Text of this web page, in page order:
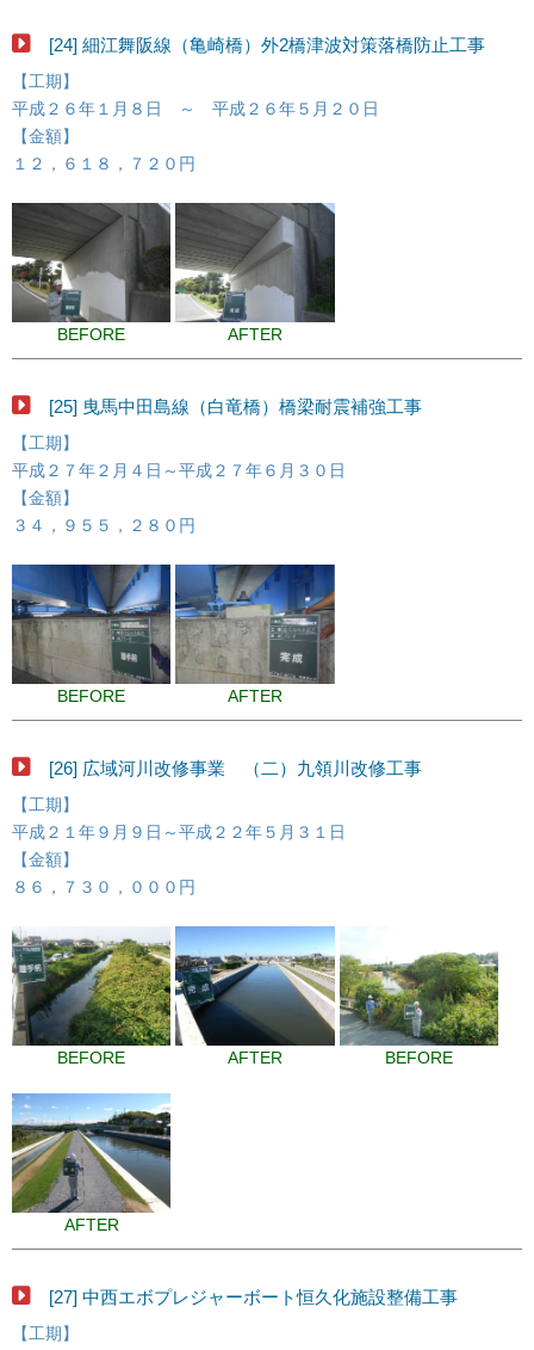
[24] 細江舞阪線（亀崎橋）外2橋津波対策落橋防止工事
【工期】
平成２６年１月８日 ～ 平成２６年５月２０日
【金額】
１２，６１８，７２０円
BEFORE AFTER
[25] 曳馬中田島線（白竜橋）橋梁耐震補強工事
【工期】
平成２７年２月４日～平成２７年６月３０日
【金額】
３４，９５５，２８０円
BEFORE AFTER
[26] 広域河川改修事業 （二）九領川改修工事
【工期】
平成２１年９月９日～平成２２年５月３１日
【金額】
８６，７３０，０００円
BEFORE AFTER BEFORE
AFTER
[27] 中西エボプレジャーボート恒久化施設整備工事
【工期】